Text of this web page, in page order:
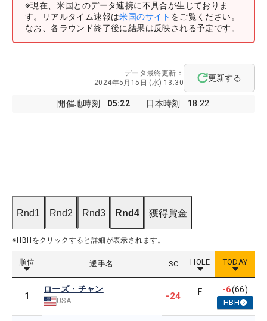
※現在、米国とのデータ連携に不具合が生じておりま
す。リアルタイム速報は米国のサイト をご覧ください。
なお、各ラウンド終了後に結果は反映される予定です。
開催地時刻 05:22 日本時刻 18:22
データ最終更新：
2024年5月15日 (水) 13:30
更新する
Rnd1 Rnd2 Rnd3 Rnd4 獲得賞金
※HBHをクリックすると詳細が表示されます。
順位 選手名 SC HOLE TODAY
1
ローズ・チャン
USA -24 F -6(66)
HBH